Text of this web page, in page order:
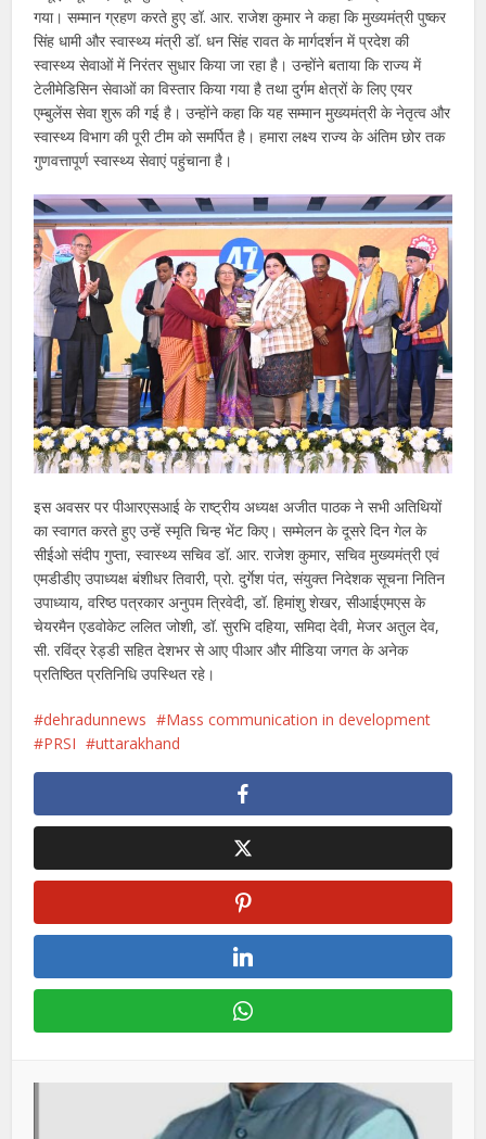
गया। सम्मान ग्रहण करते हुए डॉ. आर. राजेश कुमार ने कहा कि मुख्यमंत्री पुष्कर
सिंह धामी और स्वास्थ्य मंत्री डॉ. धन सिंह रावत के मार्गदर्शन में प्रदेश की
स्वास्थ्य सेवाओं में निरंतर सुधार किया जा रहा है। उन्होंने बताया कि राज्य में
टेलीमेडिसिन सेवाओं का विस्तार किया गया है तथा दुर्गम क्षेत्रों के लिए एयर
एम्बुलेंस सेवा शुरू की गई है। उन्होंने कहा कि यह सम्मान मुख्यमंत्री के नेतृत्व और
स्वास्थ्य विभाग की पूरी टीम को समर्पित है। हमारा लक्ष्य राज्य के अंतिम छोर तक
गुणवत्तापूर्ण स्वास्थ्य सेवाएं पहुंचाना है।
इस अवसर पर पीआरएसआई के राष्ट्रीय अध्यक्ष अजीत पाठक ने सभी अतिथियों
का स्वागत करते हुए उन्हें स्मृति चिन्ह भेंट किए। सम्मेलन के दूसरे दिन गेल के
सीईओ संदीप गुप्ता, स्वास्थ्य सचिव डॉ. आर. राजेश कुमार, सचिव मुख्यमंत्री एवं
एमडीडीए उपाध्यक्ष बंशीधर तिवारी, प्रो. दुर्गेश पंत, संयुक्त निदेशक सूचना नितिन
उपाध्याय, वरिष्ठ पत्रकार अनुपम त्रिवेदी, डॉ. हिमांशु शेखर, सीआईएमएस के
चेयरमैन एडवोकेट ललित जोशी, डॉ. सुरभि दहिया, समिदा देवी, मेजर अतुल देव,
सी. रविंद्र रेड्डी सहित देशभर से आए पीआर और मीडिया जगत के अनेक
प्रतिष्ठित प्रतिनिधि उपस्थित रहे।
dehradunnews
Mass communication in development
PRSI
uttarakhand